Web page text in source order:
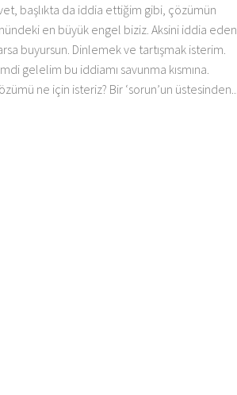
başlıkta da iddia ettiğim gibi, çözümün
en büyük engel biziz. Aksini iddia eden
buyursun. Dinlemek ve tartışmak isterim.
gelelim bu iddiamı savunma kısmına.
ne için isteriz? Bir ‘sorun’un üstesinden...